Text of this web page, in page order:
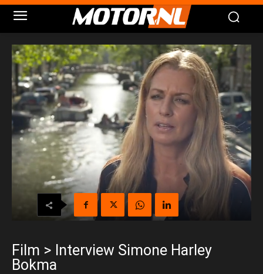
Film > Interview Simone Harley
Bokma